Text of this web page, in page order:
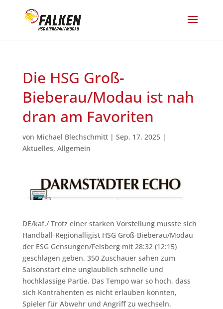
Die HSG Groß-
Bieberau/Modau ist nah
dran am Favoriten
von Michael Blechschmitt| Sep. 17, 2025|
Aktuelles, Allgemein
DE/kaf./ Trotz einer starken Vorstellung musste sich
Handball-Regionalligist HSG Groß-Bieberau/Modau
der ESG Gensungen/Felsberg mit 28:32 (12:15)
geschlagen geben. 350 Zuschauer sahen zum
Saisonstart eine unglaublich schnelle und
hochklassige Partie. Das Tempo war so hoch, dass
sich Kontrahenten es nicht erlauben konnten,
Spieler für Abwehr und Angriff zu wechseln.